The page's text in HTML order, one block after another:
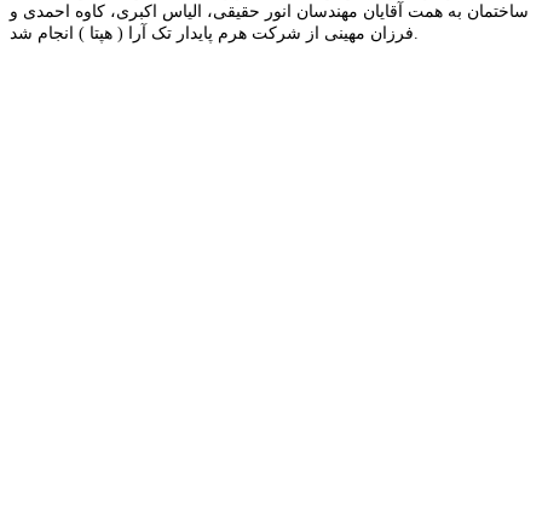
ساختمان به همت آقایان مهندسان انور حقیقی، الیاس اکبری، کاوه احمدی و